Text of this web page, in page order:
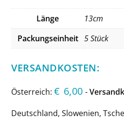
Länge
13cm
Packungseinheit 5 Stück
VERSANDKOSTEN:
Österreich: € 6,00 -
Deutschland, Slowenien,